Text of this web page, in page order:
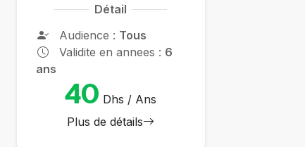
Détail
Audience : Tous
Validite en annees : 6
ans
40 Dhs / Ans
Plus de détails